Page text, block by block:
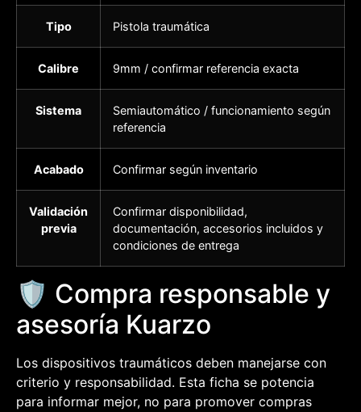
Tipo Pistola traumática
Calibre 9mm / confirmar referencia exacta
Sistema
Semiautomático / funcionamiento según
referencia
Acabado Confirmar según inventario
Validación
previa
Confirmar disponibilidad,
documentación, accesorios incluidos y
condiciones de entrega
🛡️ Compra responsable y
asesoría Kuarzo
Los dispositivos traumáticos deben manejarse con
criterio y responsabilidad. Esta ficha se potencia
para informar mejor, no para promover compras